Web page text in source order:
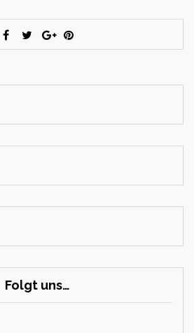
Folgt uns…